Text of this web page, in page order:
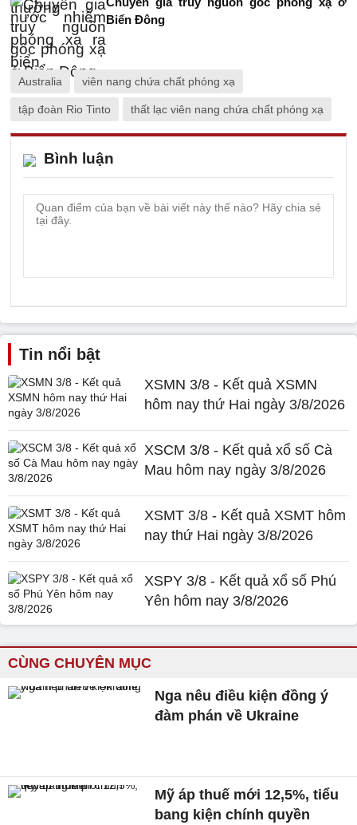
Biển Đông
Australia viên nang chứa chất phóng xạ
tập đoàn Rio Tinto thất lạc viên nang chứa chất phóng xạ
Bình luận
Tin nổi bật
XSMN 3/8 - Kết quả XSMN
hôm nay thứ Hai ngày 3/8/2026
XSCM 3/8 - Kết quả xổ số Cà
Mau hôm nay ngày 3/8/2026
XSMT 3/8 - Kết quả XSMT hôm
nay thứ Hai ngày 3/8/2026
XSPY 3/8 - Kết quả xổ số Phú
Yên hôm nay 3/8/2026
CÙNG CHUYÊN MỤC
Nga nêu điều kiện đồng ý
đàm phán về Ukraine
Mỹ áp thuế mới 12,5%, tiểu
bang kiện chính quyền